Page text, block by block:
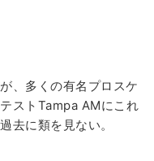
、多くの有名プロスケ
スト Tampa AMにこれ
去に類を見ない。